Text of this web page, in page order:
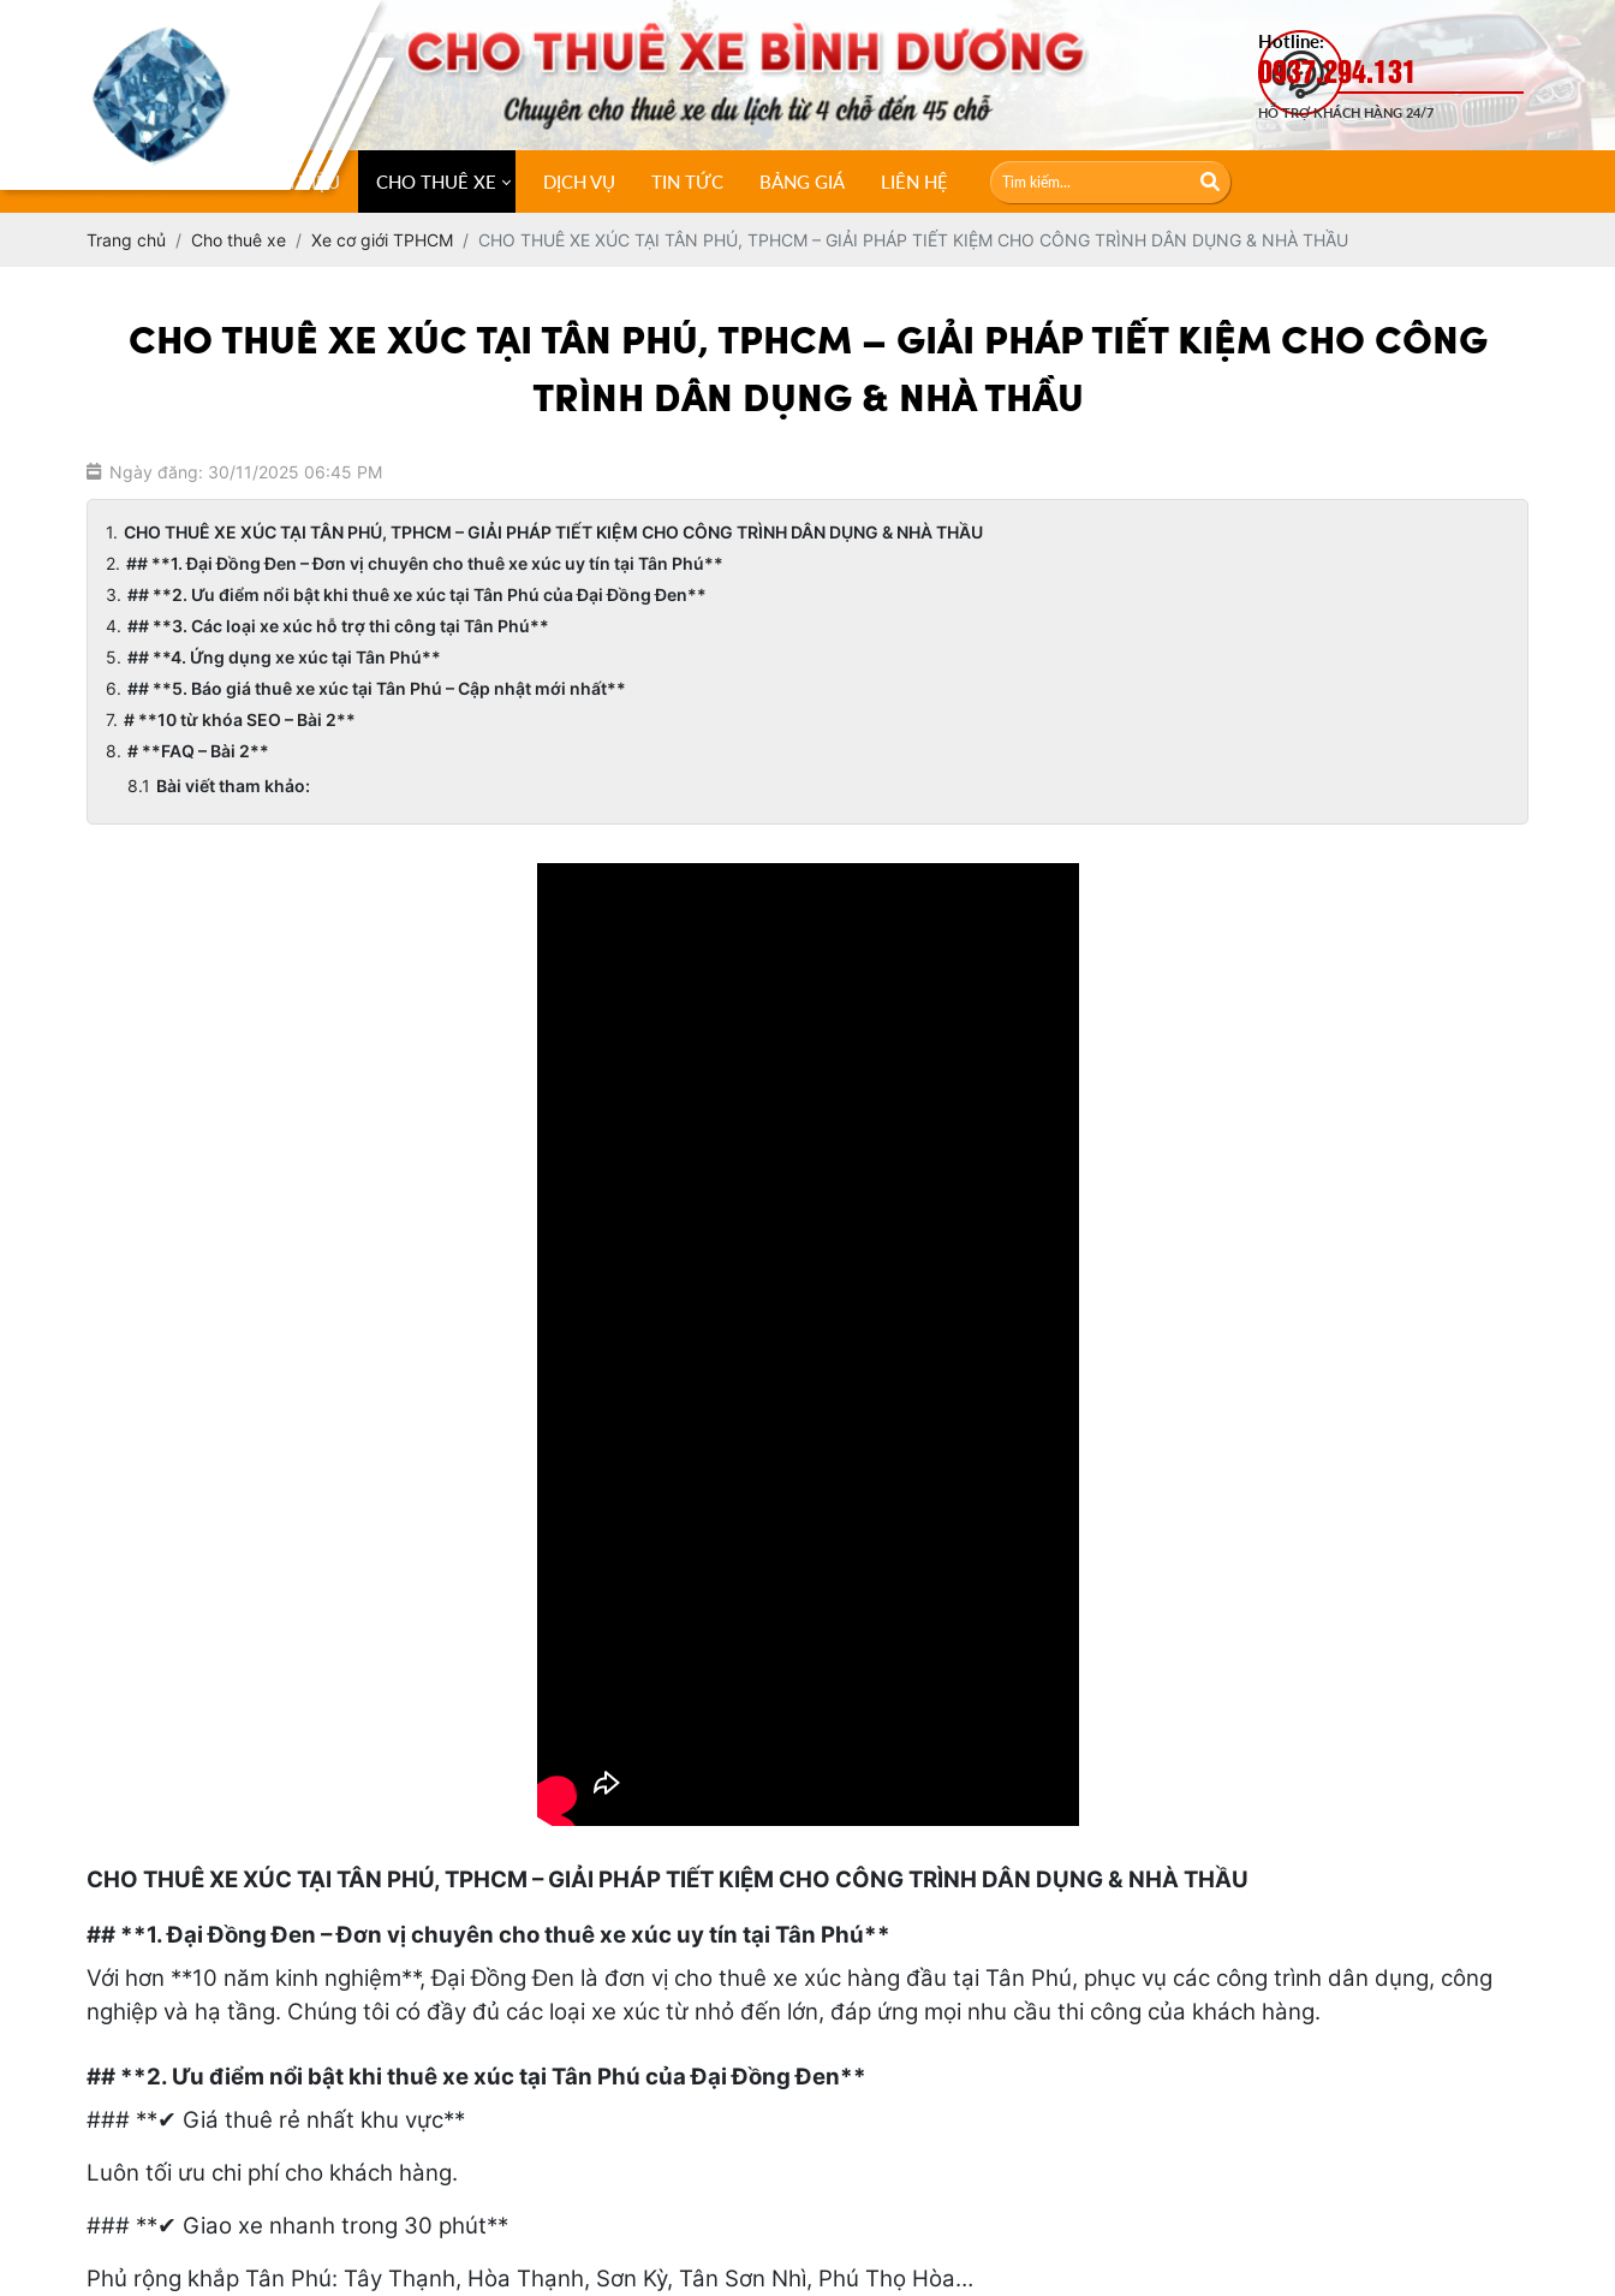
Hotline:
0937.294.131
HỖ TRỢ KHÁCH HÀNG 24/7
GIỚI THIỆU CHO THUÊ XE DỊCH VỤ TIN TỨC BẢNG GIÁ LIÊN HỆ
Trang chủ Cho thuê xe Xe cơ giới TPHCM CHO THUÊ XE XÚC TẠI TÂN PHÚ, TPHCM – GIẢI PHÁP TIẾT KIỆM CHO CÔNG TRÌNH DÂN DỤNG & NHÀ THẦU
CHO THUÊ XE XÚC TẠI TÂN PHÚ, TPHCM – GIẢI PHÁP TIẾT KIỆM CHO CÔNG
TRÌNH DÂN DỤNG & NHÀ THẦU
Ngày đăng: 30/11/2025 06:45 PM
CHO THUÊ XE XÚC TẠI TÂN PHÚ, TPHCM – GIẢI PHÁP TIẾT KIỆM CHO CÔNG TRÌNH DÂN DỤNG & NHÀ THẦU
## **1. Đại Đồng Đen – Đơn vị chuyên cho thuê xe xúc uy tín tại Tân Phú**
## **2. Ưu điểm nổi bật khi thuê xe xúc tại Tân Phú của Đại Đồng Đen**
## **3. Các loại xe xúc hỗ trợ thi công tại Tân Phú**
## **4. Ứng dụng xe xúc tại Tân Phú**
## **5. Báo giá thuê xe xúc tại Tân Phú – Cập nhật mới nhất**
# **10 từ khóa SEO – Bài 2**
# **FAQ – Bài 2**
Bài viết tham khảo:
CHO THUÊ XE XÚC TẠI TÂN PHÚ, TPHCM – GIẢI PHÁP TIẾT KIỆM CHO CÔNG TRÌNH DÂN DỤNG & NHÀ THẦU
## **1. Đại Đồng Đen – Đơn vị chuyên cho thuê xe xúc uy tín tại Tân Phú**
Với hơn **10 năm kinh nghiệm**, Đại Đồng Đen là đơn vị cho thuê xe xúc hàng đầu tại Tân Phú, phục vụ các công trình dân dụng, công
nghiệp và hạ tầng. Chúng tôi có đầy đủ các loại xe xúc từ nhỏ đến lớn, đáp ứng mọi nhu cầu thi công của khách hàng.
## **2. Ưu điểm nổi bật khi thuê xe xúc tại Tân Phú của Đại Đồng Đen**
### **✔ Giá thuê rẻ nhất khu vực**
Luôn tối ưu chi phí cho khách hàng.
### **✔ Giao xe nhanh trong 30 phút**
Phủ rộng khắp Tân Phú: Tây Thạnh, Hòa Thạnh, Sơn Kỳ, Tân Sơn Nhì, Phú Thọ Hòa…